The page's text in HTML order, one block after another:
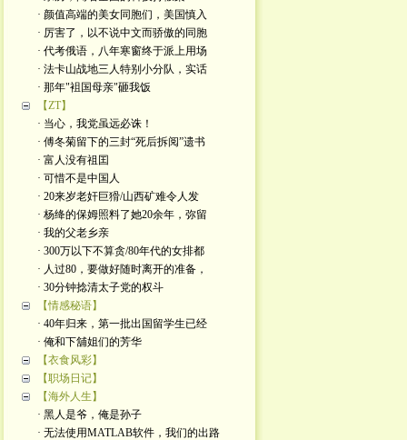
· 颜值高端的美女同胞们，美国慎入
· 厉害了，以不说中文而骄傲的同胞
· 代考俄语，八年寒窗终于派上用场
· 法卡山战地三人特别小分队，实话
· 那年"袓国母亲"砸我饭
【ZT】
· 当心，我党虽远必诛！
· 傅冬菊留下的三封“死后拆阅”遗书
· 富人没有祖囯
· 可惜不是中国人
· 20来岁老奸巨猾/山西矿难令人发
· 杨绛的保姆照料了她20余年，弥留
· 我的父老乡亲
· 300万以下不算贪/80年代的女排都
· 人过80，要做好随时离开的准备，
· 30分钟捻清太子党的权斗
【情感秘语】
· 40年归来，第一批出国留学生已经
· 俺和下舖姐们的芳华
【衣食风彩】
【职场日记】
【海外人生】
· 黑人是爷，俺是孙子
· 无法使用MATLAB软件，我们的出路